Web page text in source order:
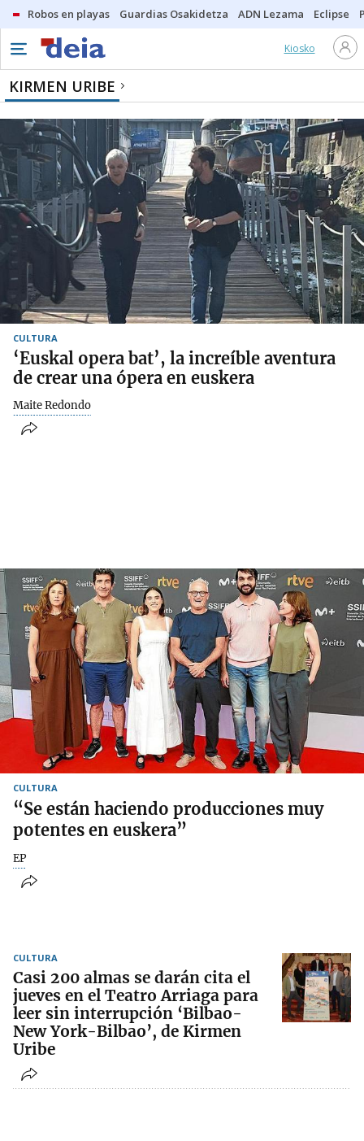
Robos en playas Guardias Osakidetza ADN Lezama Eclipse
Kiosko
KIRMEN URIBE
CULTURA
‘Euskal opera bat’, la increíble aventura
de crear una ópera en euskera
Maite Redondo
CULTURA
“Se están haciendo producciones muy
potentes en euskera”
EP
CULTURA
Casi 200 almas se darán cita el
jueves en el Teatro Arriaga para
leer sin interrupción ‘Bilbao-
New York-Bilbao’, de Kirmen
Uribe